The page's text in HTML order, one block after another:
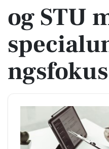
og STU
ngsfokus